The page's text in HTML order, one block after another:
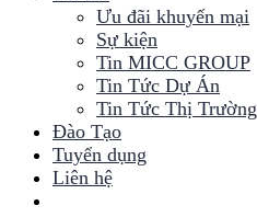
Ưu đãi khuyến mại
Sự kiện
Tin MICC GROUP
Tin Tức Dự Án
Tin Tức Thị Trường
Đào Tạo
Tuyển dụng
Liên hệ